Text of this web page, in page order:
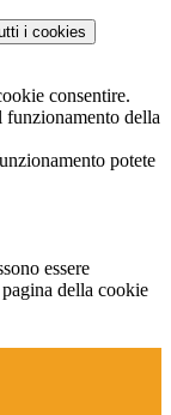
i cookies
consentire.
funzionamento della
potete
essere
della cookie